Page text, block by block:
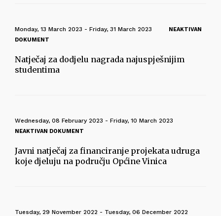
Monday, 13 March 2023 - Friday, 31 March 2023
NEAKTIVAN
DOKUMENT
Natječaj za dodjelu nagrada najuspješnijim
studentima
Wednesday, 08 February 2023 - Friday, 10 March 2023
NEAKTIVAN DOKUMENT
Javni natječaj za financiranje projekata udruga
koje djeluju na području Općine Vinica
Tuesday, 29 November 2022 - Tuesday, 06 December 2022